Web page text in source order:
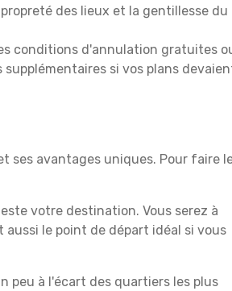
des lieux et la gentillesse du
conditions d'annulation gratuites
si vos plans
ses avantages uniques. Pour faire
votre destination. Vous serez à
le point de départ idéal si vous
peu à l'écart des quartiers les plus